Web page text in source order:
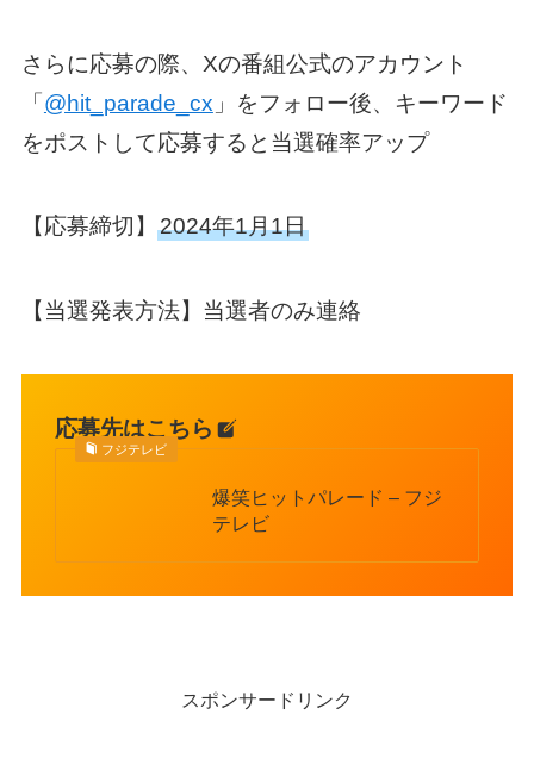
さらに応募の際、Xの番組公式のアカウント
「@hit_parade_cx 」をフォロー後、キーワード
をポストして応募すると当選確率アップ
【応募締切】 2024年1月1日
【当選発表方法】当選者のみ連絡
応募先はこちら
フジテレビ
爆笑ヒットパレード – フジ
テレビ
スポンサードリンク